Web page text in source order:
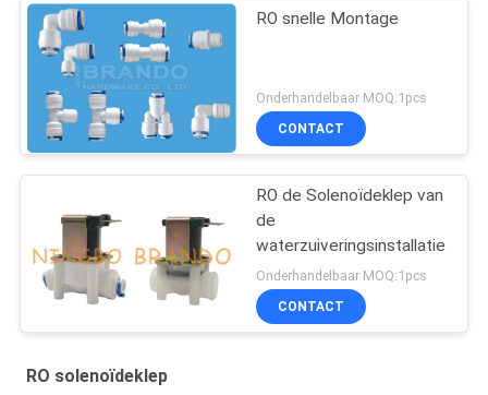
RO snelle Montage
Onderhandelbaar MOQ:1pcs
CONTACT
RO de Solenoïdeklep van
de
waterzuiveringsinstallatie
Onderhandelbaar MOQ:1pcs
CONTACT
RO solenoïdeklep